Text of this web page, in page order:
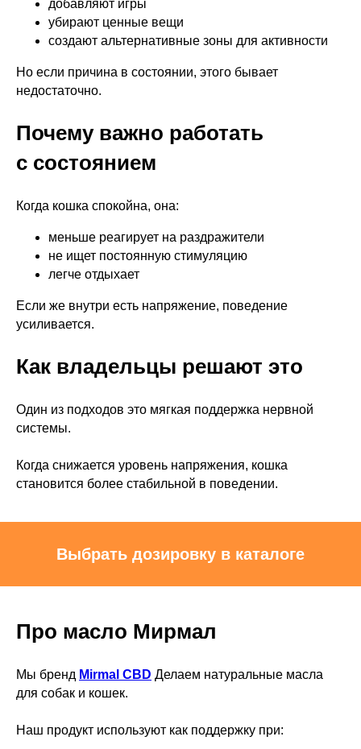
добавляют игры
убирают ценные вещи
создают альтернативные зоны для активности
Но если причина в состоянии, этого бывает
недостаточно.
Почему важно работать
с состоянием
Когда кошка спокойна, она:
меньше реагирует на раздражители
не ищет постоянную стимуляцию
легче отдыхает
Если же внутри есть напряжение, поведение
усиливается.
Как владельцы решают это
Один из подходов это мягкая поддержка нервной
системы.
Когда снижается уровень напряжения, кошка
становится более стабильной в поведении.
Выбрать дозировку в каталоге
Про масло Мирмал
Мы бренд Mirmal CBD Делаем натуральные масла
для собак и кошек.
Наш продукт используют как поддержку при: